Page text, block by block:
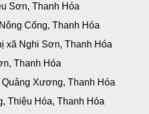
Sơn, Thanh Hóa
Cống, Thanh Hóa
xã Nghi Sơn, Thanh Hóa
Thanh Hóa
Xương, Thanh Hóa
Thiệu Hóa, Thanh Hóa